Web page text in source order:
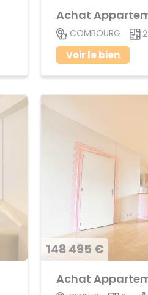
COMBOURG 2
Voir le bien
148 495 €